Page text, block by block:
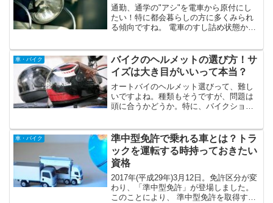
通勤、通学の"アシ"を電車から原付にし
たい！特に都会暮らしの方に多くみられ
る傾向ですね。 電車のすし詰め状態から
んでいたころ、電車通勤から、原付スク
ーター通勤にした時...
車・バイク
バイクのヘルメットの選び方！サ
イズは大き目がいいって本当？
オートバイのヘルメット選びって、難し
いですよね。種類もそうですが、問題は
頭に合うかどうか。特に、バイクショッ
多いんじゃないでしょうか。管理人も、
もちろんそのキツさ経験し...
車・バイク
準中型免許で乗れる車とは？トラ
ックを運転する時持っておきたい
資格
2017年(平成29年)3月12日。免許区分が変
わり、「準中型免許」が登場しました。
このことにより、 準中型免許を取得する